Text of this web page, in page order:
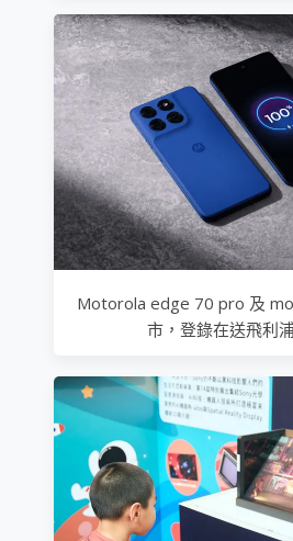
Motorola edge 70 pro 及
市，登錄在送飛利